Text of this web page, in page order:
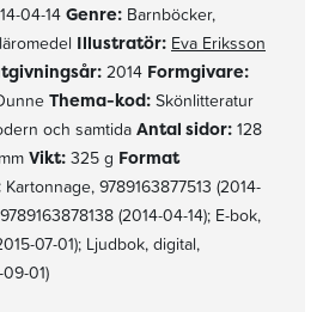
04-14 Genre: Barnböcker,
Illustratör: Eva Eriksson
2014 Formgivare:
Thema-kod: Skönlitteratur
och samtida Antal sidor: 128
Vikt: 325 g Format
Kartonnage, 9789163877513 (2014-
(2014-04-14); E-bok,
07-01); Ljudbok, digital,
01)